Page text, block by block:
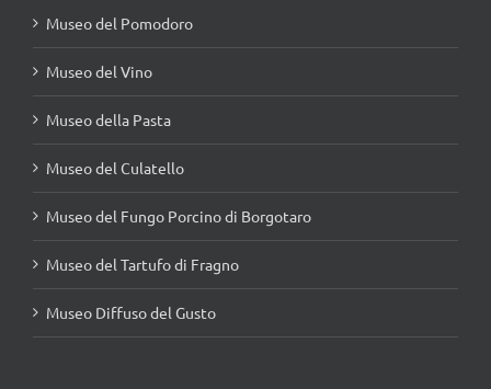
Museo del Pomodoro
Museo del Vino
Museo della Pasta
Museo del Culatello
Museo del Fungo Porcino di Borgotaro
Museo del Tartufo di Fragno
Museo Diffuso del Gusto